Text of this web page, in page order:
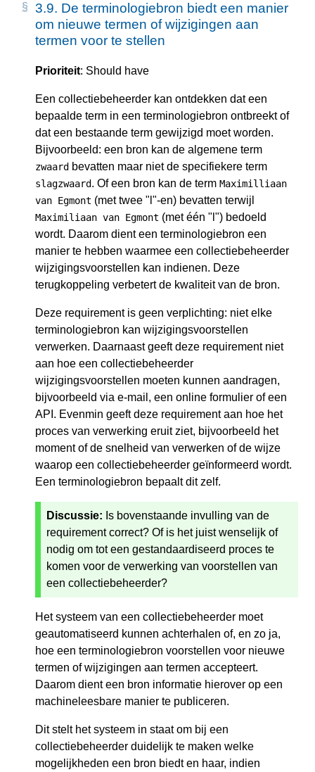
3.9. De terminologiebron biedt een manier
om nieuwe termen of wijzigingen aan
termen voor te stellen
Prioriteit: Should have
Een collectiebeheerder kan ontdekken dat een
bepaalde term in een terminologiebron ontbreekt of
dat een bestaande term gewijzigd moet worden.
Bijvoorbeeld: een bron kan de algemene term
zwaard bevatten maar niet de specifiekere term
slagzwaard. Of een bron kan de term Maximilliaan
van Egmont (met twee "l"-en) bevatten terwijl
Maximiliaan van Egmont (met één "l") bedoeld
wordt. Daarom dient een terminologiebron een
manier te hebben waarmee een collectiebeheerder
wijzigingsvoorstellen kan indienen. Deze
terugkoppeling verbetert de kwaliteit van de bron.
Deze requirement is geen verplichting: niet elke
terminologiebron kan wijzigingsvoorstellen
verwerken. Daarnaast geeft deze requirement niet
aan hoe een collectiebeheerder
wijzigingsvoorstellen moeten kunnen aandragen,
bijvoorbeeld via e-mail, een online formulier of een
API. Evenmin geeft deze requirement aan hoe het
proces van verwerking eruit ziet, bijvoorbeeld het
moment of de snelheid van verwerken of de wijze
waarop een collectiebeheerder geïnformeerd wordt.
Een terminologiebron bepaalt dit zelf.
Discussie: Is bovenstaande invulling van de
requirement correct? Of is het juist wenselijk of
nodig om tot een gestandaardiseerd proces te
komen voor de verwerking van voorstellen van
een collectiebeheerder?
Het systeem van een collectiebeheerder moet
geautomatiseerd kunnen achterhalen of, en zo ja,
hoe een terminologiebron voorstellen voor nieuwe
termen of wijzigingen aan termen accepteert.
Daarom dient een bron informatie hierover op een
machineleesbare manier te publiceren.
Dit stelt het systeem in staat om bij een
collectiebeheerder duidelijk te maken welke
mogelijkheden een bron biedt en haar, indien